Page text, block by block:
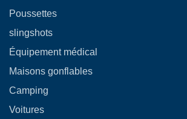
Poussettes
slingshots
Équipement médical
Maisons gonflables
Camping
Voitures